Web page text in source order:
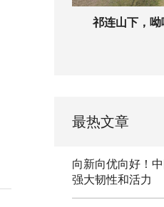
祁连山下，
最热文章
向新向优向好！
强大韧性和活力